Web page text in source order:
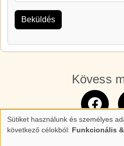
Kövess
Személyes
Sütiket használunk és személyes
következő célokból: Funkcionális